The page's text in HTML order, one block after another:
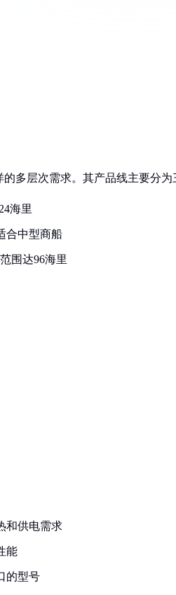
多层次需求。其产品线主要分为
海里
合中型商船
围达96海里
和供电需求
能
的型号